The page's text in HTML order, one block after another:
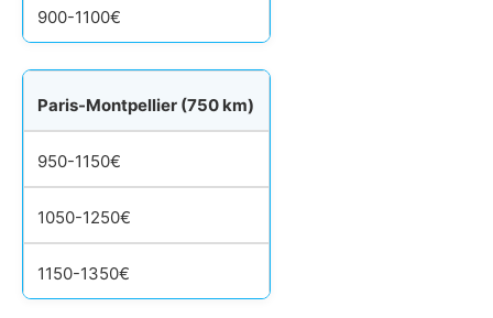
900-1100€
Paris-Montpellier (750 km)
950-1150€
1050-1250€
1150-1350€